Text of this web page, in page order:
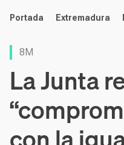
noticias
Portada Extremadura
8M
La Junta